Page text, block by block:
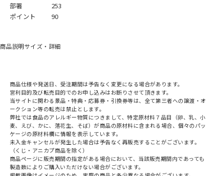
部署
253
ポイント
90
商品説明サイズ・詳細
商品仕様や発送日、受注期間は予告なく変更になる場合があります。
営利目的及び転売目的でのお申し込みはお断りさせて頂きます。
当サイトに関わる景品・特典・応募券・引換券等は、全て第三者への譲渡・オ
ークション等の転売は禁止とします。
弊社では食品のアレルギー物質につきまして、特定原材料７品目（卵、乳、小
麦、えび、かに、落花生、そば）が商品の原材料に含まれる場合、個々のパッ
ケージの原材料欄に情報を表示しています。
未入金キャンセルが発生した場合は予告なく再販売することがございます。
（くじ・アニカプ商品を除く）
商品ページに販売期間の指定がある場合において、当該販売期間内であっても
製造数によりご購入いただけない場合がございます。